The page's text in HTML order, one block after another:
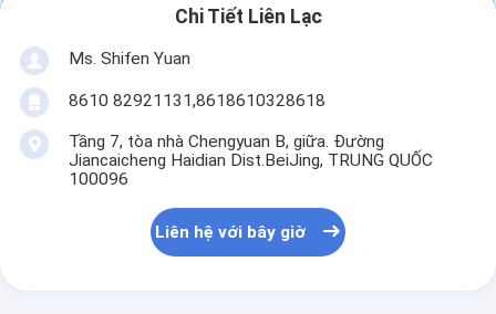
Chi Tiết Liên Lạc
Ms. Shifen Yuan
8610 82921131,8618610328618
Tầng 7, tòa nhà Chengyuan B, giữa. Đường
Jiancaicheng Haidian Dist.BeiJing, TRUNG QUỐC
100096
Liên hệ với bây giờ